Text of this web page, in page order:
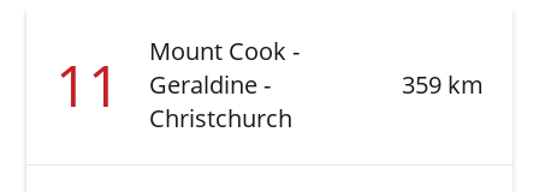
11
Mount Cook -
Geraldine -
Christchurch
359 km